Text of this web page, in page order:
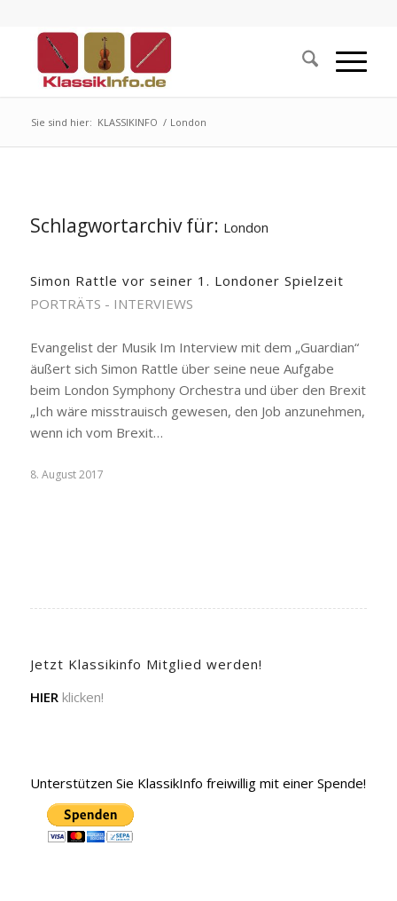
Sie sind hier: KLASSIKINFO / London
Schlagwortarchiv für: London
Simon Rattle vor seiner 1. Londoner Spielzeit
PORTRÄTS - INTERVIEWS
Evangelist der Musik Im Interview mit dem „Guardian“
äußert sich Simon Rattle über seine neue Aufgabe
beim London Symphony Orchestra und über den Brexit
„Ich wäre misstrauisch gewesen, den Job anzunehmen,
wenn ich vom Brexit…
8. August 2017
Jetzt Klassikinfo Mitglied werden!
HIER klicken!
Unterstützen Sie KlassikInfo freiwillig mit einer Spende!